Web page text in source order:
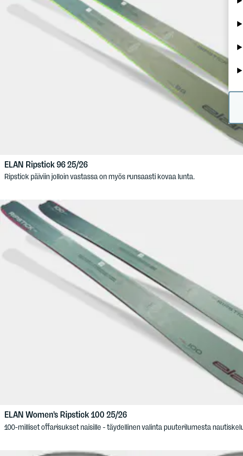
ELAN Ripstick 96 25/26
Ripstick päiviin jolloin vastassa on myös runsaasti kovaa lunta.
ELAN Women's Ripstick 100 25/26
100-milliset offarisukset naisille - täydellinen valinta puuterilumesta